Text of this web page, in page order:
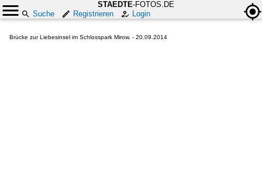
STAEDTE-FOTOS.DE
Suche
Registrieren Login
Brücke zur Liebesinsel im Schlosspark Mirow. - 20.09.2014